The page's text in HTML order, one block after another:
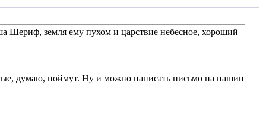
Шериф, земля ему пухом и царствие небесное, хороший
думаю, поймут. Ну и можно написать письмо на пашин